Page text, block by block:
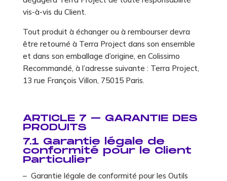
vis-à-vis du Client.
Tout produit à échanger ou à rembourser devra
être retourné à Terra Project dans son ensemble
et dans son emballage d’origine, en Colissimo
Recommandé, à l’adresse suivante : Terra Project,
13 rue François Villon, 75015 Paris.
ARTICLE 7 – GARANTIE DES
PRODUITS
7.1 Garantie légale de
conformité pour le Client
Particulier
– Garantie légale de conformité pour les Outils